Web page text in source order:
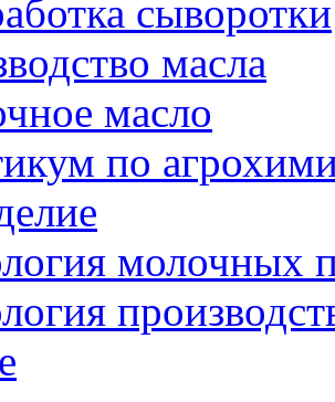
сыворотки
масла
масло
по
молочных